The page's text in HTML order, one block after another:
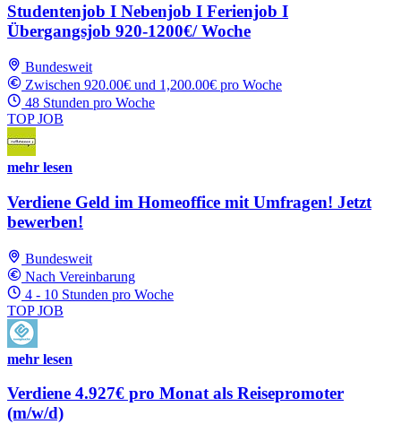
Studentenjob I Nebenjob I Ferienjob I
Übergangsjob 920-1200€/ Woche
Bundesweit
Zwischen 920.00€ und 1,200.00€ pro Woche
48 Stunden pro Woche
TOP JOB
mehr lesen
Verdiene Geld im Homeoffice mit Umfragen! Jetzt
bewerben!
Bundesweit
Nach Vereinbarung
4 - 10 Stunden pro Woche
TOP JOB
mehr lesen
Verdiene 4.927€ pro Monat als Reisepromoter
(m/w/d)